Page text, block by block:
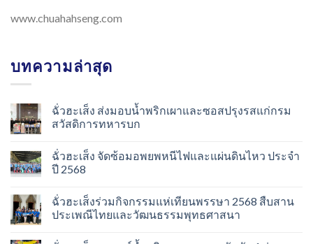
www.chuahahseng.com
บทความล่าสุด
ฉั่วฮะเส็ง ส่งมอบน้ำพริกเผาและซอสปรุงรสแก่กรม
สวัสดิการทหารบก
ฉั่วฮะเส็ง จัดซ้อมอพยพหนีไฟและแผ่นดินไหว ประจำ
ปี 2568
ฉั่วฮะเส็งร่วมกิจกรรมแห่เทียนพรรษา 2568 สืบสาน
ประเพณีไทยและวัฒนธรรมพุทธศาสนา